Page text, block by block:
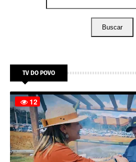
Buscar
TV DO POVO